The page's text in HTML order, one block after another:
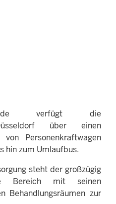
verfügt die
über einen
von Personenkraftwagen
hin zum Umlaufbus.
steht der großzügig
Bereich mit seinen
Behandlungsräumen zur